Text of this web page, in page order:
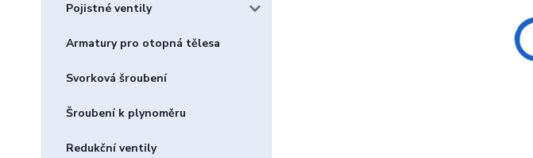
Pojistné ventily
Armatury pro otopná tělesa
Svorková šroubení
Šroubení k plynoměru
Redukční ventily